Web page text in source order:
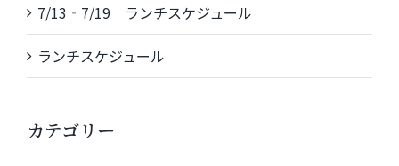
7/13‐7/19 ランチスケジュール
ランチスケジュール
カテゴリー